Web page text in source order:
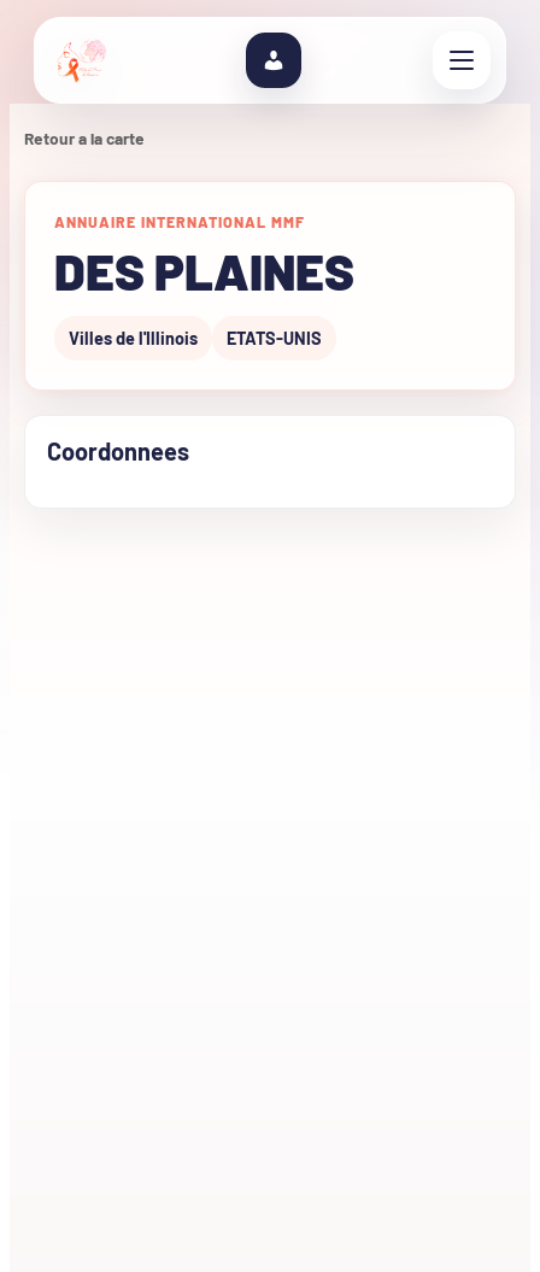
Retour a la carte
ANNUAIRE INTERNATIONAL MMF
DES PLAINES
Villes de l'Illinois ETATS-UNIS
Coordonnees